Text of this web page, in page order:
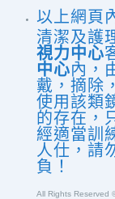
以上網頁
清潔及護
視力中心
中心內，
戴，摘除
使用該類
的存在，
經適當訓
人仕，請
負！
All Rights Reserved